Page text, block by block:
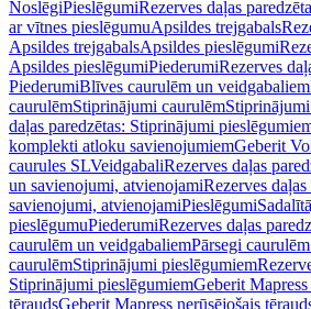
NoslēgiPieslēgumiRezerves daļas
ar vītnes pieslēgumuApsildes trejgabals
Apsildes trejgabalsApsildes pieslēgumi
Apsildes pieslēgumiPiederumiRezerves
PiederumiBlīves caurulēm un veidgabaliem
caurulēmStiprinājumi caurulēm
daļas paredzētas: Stiprinājumi
komplekti atloku savienojumiemGeberit
caurules SLVeidgabaliRezerves daļas
un savienojumi, atvienojamiRezerves daļas
savienojumi, atvienojamiPieslēgumi
pieslēgumuPiederumiRezerves daļas
caurulēm un veidgabaliemPārsegi caurulēm
caurulēmStiprinājumi pieslēgumiem
Stiprinājumi pieslēgumiemGeberit Mapress
tēraudsGeberit Mapress nerūsējošais